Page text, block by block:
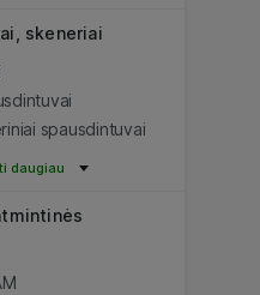
skeneriai
spausdintuvai
daugiau